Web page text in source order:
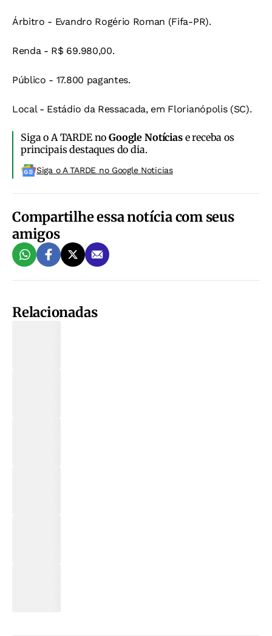
Árbitro - Evandro Rogério Roman (Fifa-PR).
Renda - R$ 69.980,00.
Público - 17.800 pagantes.
Local - Estádio da Ressacada, em Florianópolis (SC).
Siga o A TARDE noGoogle Notíciase receba os
principais destaques do dia.
Siga o A TARDE no Google Noticias
Compartilhe essa notícia com seus
amigos
Relacionadas